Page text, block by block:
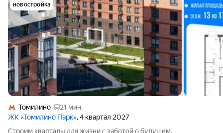
новостройка
Томилино
21 мин.
ЖК «Томилино Парк», 4 квартал 2027
Строим кварталы для жизни с заботой о будущем.